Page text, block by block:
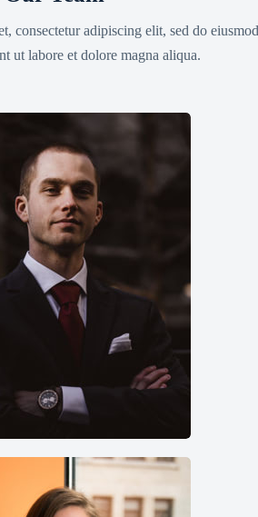
consectetur adipiscing elit, sed do eiusmod
ut labore et dolore magna aliqua.